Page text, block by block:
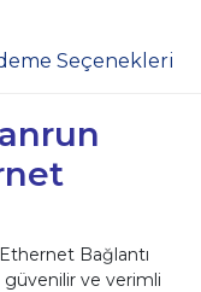
Seçenekleri
Bağlantı
güvenilir ve verimli